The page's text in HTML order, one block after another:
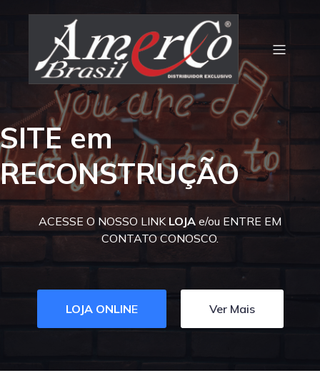
SITE em
RECONSTRUÇÃO
ACESSE O NOSSO LINK LOJA e/ou ENTRE EM
CONTATO CONOSCO.
LOJA ONLINE Ver Mais